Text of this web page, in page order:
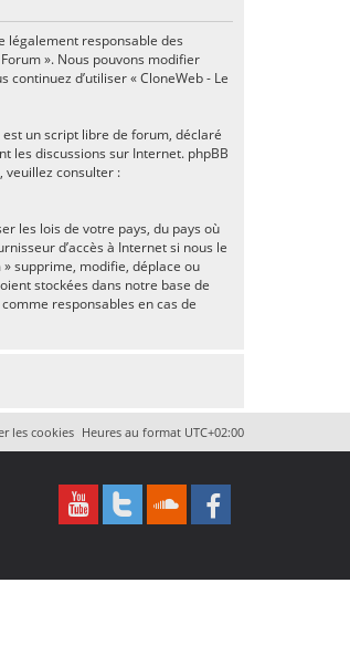
légalement responsable des
». Nous pouvons modifier
d’utiliser « CloneWeb - Le
est un script libre de forum, déclaré
les discussions sur Internet. phpBB
veuillez consulter :
les lois de votre pays, du pays où
d’accès à Internet si nous le
supprime, modifie, déplace ou
stockées dans notre base de
responsables en cas de
Heures au format UTC+02:00
les cookies